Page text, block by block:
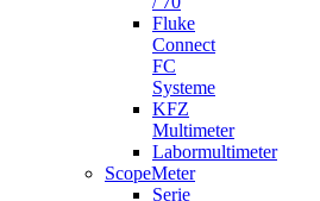
Fluke
Connect
FC
Systeme
KFZ
Multimeter
Labormultimeter
ScopeMeter
Serie